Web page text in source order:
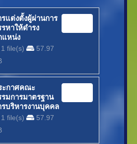
รแต่งตั้งผู้ผ่านการ
รหาให้ดำรง
แหน่ง
file(s)
57.97
ะกาศคณะ
รมการมาตรฐาน
รบริหารงานบุคคล
file(s)
57.97